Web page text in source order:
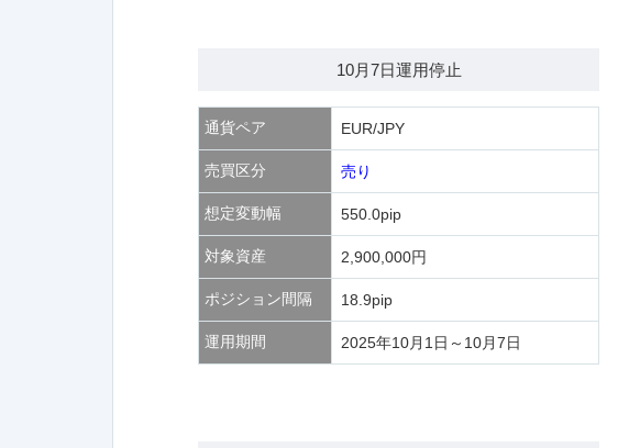
10月7日運用停止
通貨ペア EUR/JPY
売買区分 売り
想定変動幅 550.0pip
対象資産 2,900,000円
ポジション間隔 18.9pip
運用期間 2025年10月1日～10月7日